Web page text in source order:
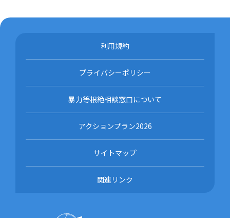
利用規約
プライバシーポリシー
暴力等根絶相談窓口について
アクションプラン2026
サイトマップ
関連リンク